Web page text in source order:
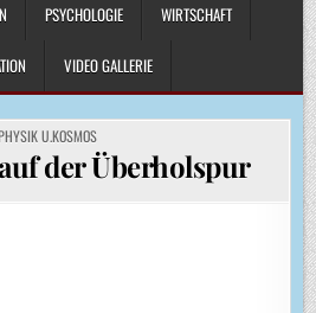
PSYCHOLOGIE WIRTSCHAFT
VIDEO GALLERIE
U.KOSMOS
der Überholspur